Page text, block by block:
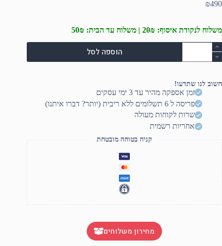
₪490
משלוח לנקודת איסוף: 20₪ | משלוח עד הבית: 50₪
כמות
של
אוזניות
מקליטות
דגם
הוספה לסל
חשוב לנו שתדעו!
זמן אספקה מהיר עד 3 ימי עסקים
פריסה ל 6 תשלומים ללא ריבית (יותר? דברו איתנו)
שרות לקוחות מעולה
אחריות רשמית
קניה בטוחה מובטחת
מחירון משלוחים